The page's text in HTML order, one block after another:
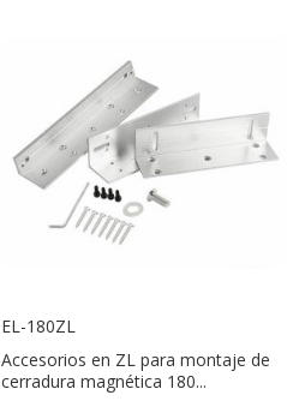
EL-180ZL
Accesorios en ZL para montaje de
cerradura magnética 180...